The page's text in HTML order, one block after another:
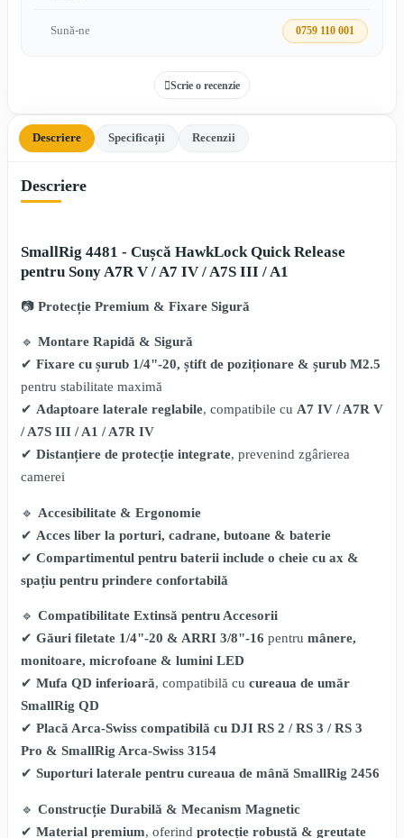
Sună-ne 0759 110 001
Scrie o recenzie
Descriere Specificații Recenzii
Descriere
SmallRig 4481 - Cușcă HawkLock Quick Release
pentru Sony A7R V / A7 IV / A7S III / A1
📷 Protecție Premium & Fixare Sigură
🔹 Montare Rapidă & Sigură
✔ Fixare cu șurub 1/4"-20, știft de poziționare & șurub M2.5
pentru stabilitate maximă
✔ Adaptoare laterale reglabile, compatibile cu A7 IV / A7R V
/ A7S III / A1 / A7R IV
✔ Distanțiere de protecție integrate, prevenind zgârierea
camerei
🔹 Accesibilitate & Ergonomie
✔ Acces liber la porturi, cadrane, butoane & baterie
✔ Compartimentul pentru baterii include o cheie cu ax &
spațiu pentru prindere confortabilă
🔹 Compatibilitate Extinsă pentru Accesorii
✔ Găuri filetate 1/4"-20 & ARRI 3/8"-16 pentru mânere,
monitoare, microfoane & lumini LED
✔ Mufa QD inferioară, compatibilă cu cureaua de umăr
SmallRig QD
✔ Placă Arca-Swiss compatibilă cu DJI RS 2 / RS 3 / RS 3
Pro & SmallRig Arca-Swiss 3154
✔ Suporturi laterale pentru cureaua de mână SmallRig 2456
🔹 Construcție Durabilă & Mecanism Magnetic
✔ Material premium, oferind protecție robustă & greutate